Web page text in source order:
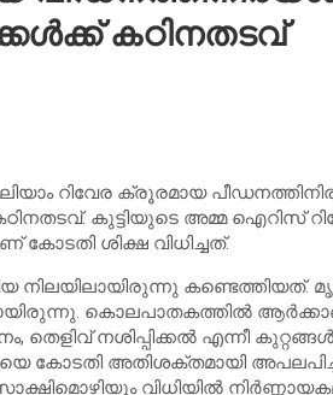
കഠിനതടവ്
ലിയാം റിവേര ക്രൂരമായ
കുട്ടിയുടെ അമ്മ ഐറിസ്
ശിക്ഷ വിധിച്ചത്.
നിലയിലായിരുന്നു
കൊലപാതകത്തിൽ ആർക്കാണ്
തെളിവ് നശിപ്പിക്കൽ എന്നീ
കോടതി അതിശക്തമായി
വിധിയിൽ